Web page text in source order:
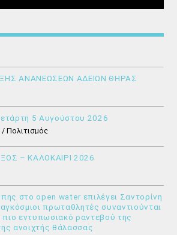
ΑΝΑΝΕΩΣΕΩΝ ΑΔΕΙΩΝ ΘΗΡΑΣ
5 Αυγούστου 2026
Πολιτισμός
– ΚΑΛΟΚΑΙΡΙ 2026
στο open water επιλέγει Σαντορίνη
πρωταθλητές συναντιούνται
πιο εντυπωσιακό ραντεβού της
ανοιχτής θάλασσας